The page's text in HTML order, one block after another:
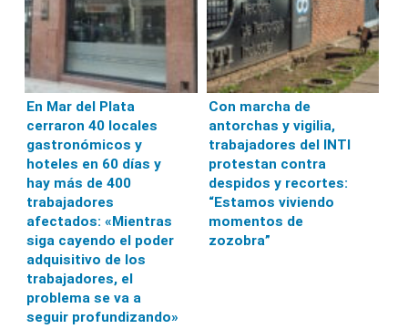
En Mar del Plata
cerraron 40 locales
gastronómicos y
hoteles en 60 días y
hay más de 400
trabajadores
afectados: «Mientras
siga cayendo el poder
adquisitivo de los
trabajadores, el
problema se va a
seguir profundizando»
Con marcha de
antorchas y vigilia,
trabajadores del INTI
protestan contra
despidos y recortes:
“Estamos viviendo
momentos de
zozobra”